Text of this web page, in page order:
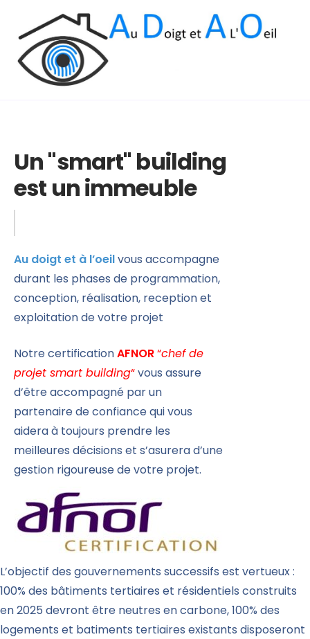
compétences
la domotique ?
Notre accompagnement
Un "smart" building
est un immeuble
Au doigt et à l’oeilvous accompagne
durant les phases de programmation,
conception, réalisation, reception et
exploitation de votre projet
Notre certificationAFNOR“chef de
projet smart building“vous assure
d’être accompagné par un
partenaire de confiance qui vous
aidera à toujours prendre les
meilleures décisions et s’asurera d’une
gestion rigoureuse de votre projet.
L’objectif des gouvernements successifs est vertueux :
100% des bâtiments tertiaires et résidentiels construits
en 2025 devront être neutres en carbone, 100% des
logements et batiments tertiaires existants disposeront